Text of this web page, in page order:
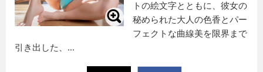
トの絵文字とともに、彼女の
秘められた大人の色香とパー
フェクトな曲線美を限界まで
引き出した、...